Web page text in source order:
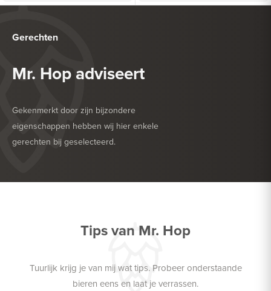
Gerechten
Mr. Hop adviseert
Gekenmerkt door zijn bijzondere
eigenschappen hebben wij hier enkele
gerechten bij geselecteerd.
HEERLIJK BIJ
Tips van Mr. Hop
Tuurlijk krijg je van mij wat tips. Probeer onderstaande
bieren eens en laat je verrassen.